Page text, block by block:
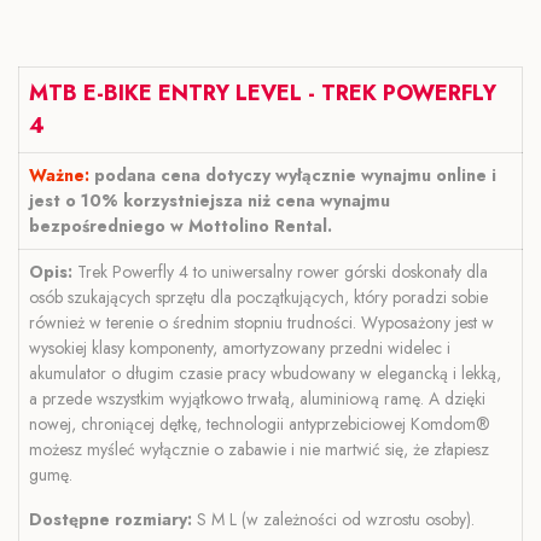
MTB E-BIKE ENTRY LEVEL - TREK POWERFLY
4
Ważne: podana cena dotyczy wyłącznie wynajmu online i
jest o 10% korzystniejsza niż cena wynajmu
bezpośredniego w Mottolino Rental.
Opis: Trek Powerfly 4 to uniwersalny rower górski doskonały dla
osób szukających sprzętu dla początkujących, który poradzi sobie
również w terenie o średnim stopniu trudności. Wyposażony jest w
wysokiej klasy komponenty, amortyzowany przedni widelec i
akumulator o długim czasie pracy wbudowany w elegancką i lekką,
a przede wszystkim wyjątkowo trwałą, aluminiową ramę. A dzięki
nowej, chroniącej dętkę, technologii antyprzebiciowej Komdom®
możesz myśleć wyłącznie o zabawie i nie martwić się, że złapiesz
gumę.
Dostępne rozmiary: S M L (w zależności od wzrostu osoby).